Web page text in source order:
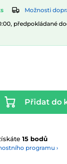
Možnosti
předpokládané
Přidat do
15 bodů
programu ›